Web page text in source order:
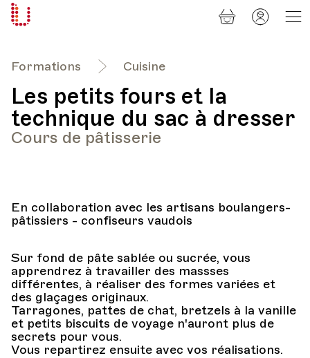
Formations Cuisine
Les petits fours et la
technique du sac à dresser
Cours de pâtisserie
En collaboration avec les artisans boulangers-
pâtissiers - confiseurs vaudois
Sur fond de pâte sablée ou sucrée, vous
apprendrez à travailler des massses
différentes, à réaliser des formes variées et
des glaçages originaux.
Tarragones, pattes de chat, bretzels à la vanille
et petits biscuits de voyage n'auront plus de
secrets pour vous.
Vous repartirez ensuite avec vos réalisations.
Panier
Mon